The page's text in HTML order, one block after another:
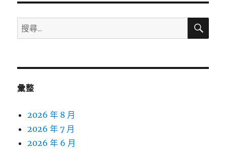
搜
尋
鍵
搜
彙整
2026 年 8 月
2026 年 7 月
2026 年 6 月